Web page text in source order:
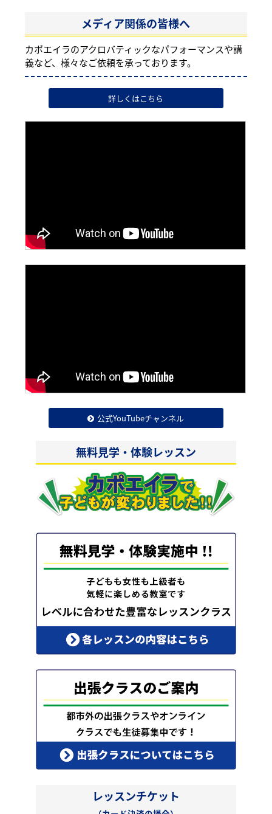
メディア関係の皆様へ
カポエイラのアクロバティックなパフォーマンスや講
義など、様々なご依頼を承っております。
詳しくはこちら
公式YouTubeチャンネル
無料見学・体験レッスン
レッスンチケット